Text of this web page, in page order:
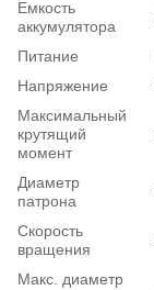
Емкость
аккумулятора
Питание
Напряжение
Максимальный
крутящий
момент
Диаметр
патрона
Скорость
вращения
Макс. диаметр